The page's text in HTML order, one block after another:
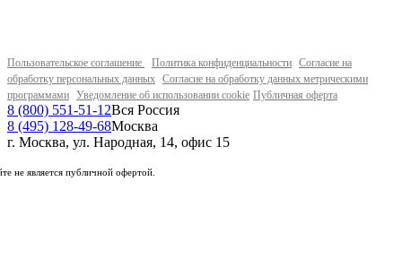
Пользовательское соглашение Политика конфиденциальности Согласие на
обработку персональных данных Согласие на обработку данных метрическими
программами Уведомление об использовании cookie Публичная оферта
8 (800) 551-51-12Вся Россия
8 (495) 128-49-68Москва
г. Москва, ул. Народная, 14, офис 15
не является публичной офертой.